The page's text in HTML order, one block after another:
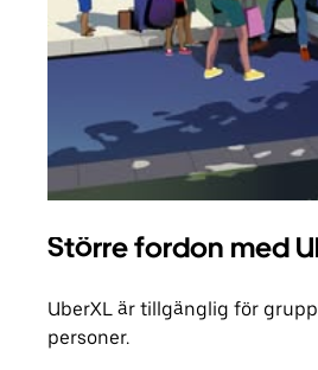
Större fordon med
UberXL är tillgänglig för
personer.